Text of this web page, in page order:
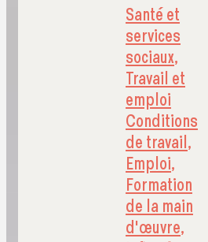
Santé et
services
sociaux,
Travail et
emploi
Conditions
de travail,
Emploi,
Formation
de la main
d'œuvre,